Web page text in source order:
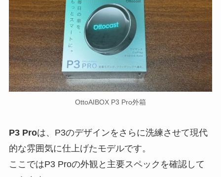
OttoAIBOX P3 Pro外箱
P3 Proは、P3のデザインをさらに洗練させて現代
的な雰囲気に仕上げたモデルです。
ここではP3 Proの外観と主要スペックを確認して